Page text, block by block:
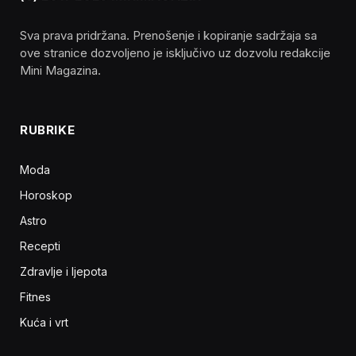
Sva prava pridržana. Prenošenje i kopiranje sadržaja sa
ove stranice dozvoljeno je isključivo uz dozvolu redakcije
Mini Magazina.
RUBRIKE
Moda
Horoskop
Astro
Recepti
Zdravlje i ljepota
Fitnes
Kuća i vrt